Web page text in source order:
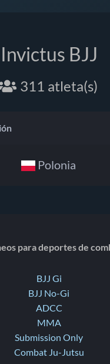
Invictus BJJ
311 atleta(s)
Polonia
para deportes de
BJJ Gi
BJJ No-Gi
ADCC
MMA
Submission Only
Combat Ju-Jutsu